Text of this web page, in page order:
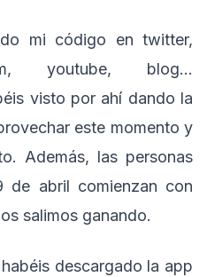
mi código en twitter,
youtube, blog…
visto por ahí dando la
este momento y
Además, las personas
de abril comienzan con
salimos ganando.
descargado la app